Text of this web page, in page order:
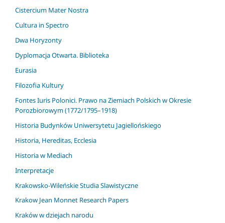
Cistercium Mater Nostra
Cultura in Spectro
Dwa Horyzonty
Dyplomacja Otwarta. Biblioteka
Eurasia
Filozofia Kultury
Fontes Iuris Polonici. Prawo na Ziemiach Polskich w Okresie
Porozbiorowym (1772/1795–1918)
Historia Budynków Uniwersytetu Jagiellońskiego
Historia, Hereditas, Ecclesia
Historia w Mediach
Interpretacje
Krakowsko-Wileńskie Studia Slawistyczne
Krakow Jean Monnet Research Papers
Kraków w dziejach narodu